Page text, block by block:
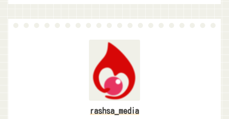
rashsa_media